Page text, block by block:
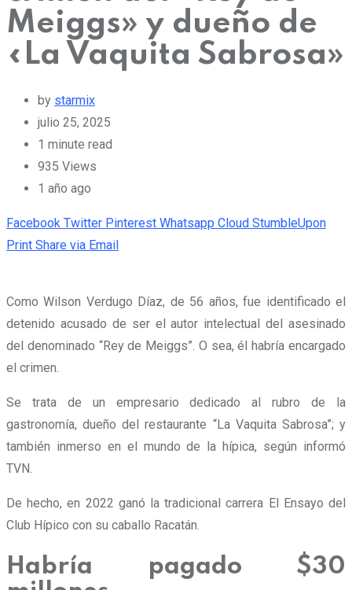
Meiggs» y dueño de
«La Vaquita Sabrosa»
by starmix
julio 25, 2025
1 minute read
935 Views
1 año ago
Facebook Twitter Pinterest Whatsapp Cloud StumbleUpon
Print Share via Email
Como Wilson Verdugo Díaz, de 56 años, fue identificado el
detenido acusado de ser el autor intelectual del asesinado
del denominado “Rey de Meiggs”. O sea, él habría encargado
el crimen.
Se trata de un empresario dedicado al rubro de la
gastronomía, dueño del restaurante “La Vaquita Sabrosa”; y
también inmerso en el mundo de la hípica, según informó
TVN.
De hecho, en 2022 ganó la tradicional carrera El Ensayo del
Club Hípico con su caballo Racatán.
Habría pagado $30